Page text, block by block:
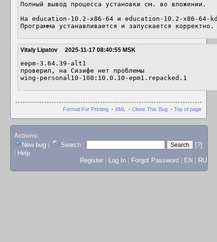
Полный вывод процесса установки см. во вложении.
На education-10.2-x86-64 и education-10.2-x86-64-
Программа устанавливается и запускается корректно.
Vitaly Lipatov 2025-11-17 08:40:55 MSK
eepm-3.64.39-alt1
проверил, на Сизифе нет проблемы
wing-personal10-100:10.0.10-epm1.repacked.1
Format For Printing - XML - Clone This Bug - Top of page
Actions:
New bug
Search
[?]
Help
Register
Log In Forgot Password EN RU